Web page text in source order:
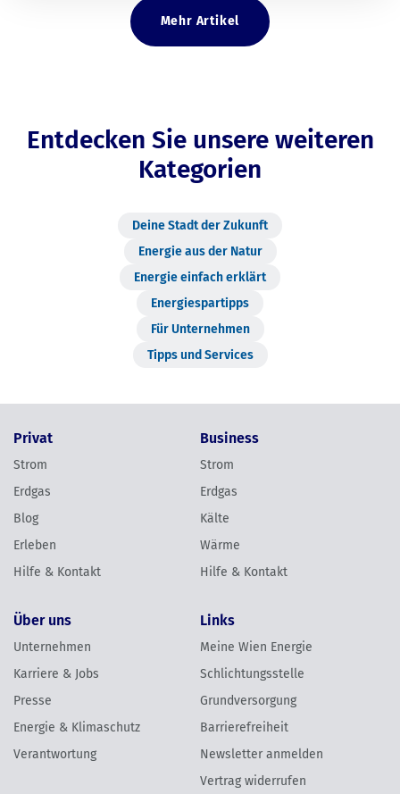
Mehr Artikel
Entdecken Sie unsere weiteren
Kategorien
Deine Stadt der Zukunft
Energie aus der Natur
Energie einfach erklärt
Energiespartipps
Für Unternehmen
Tipps und Services
Privat
Strom
Erdgas
Blog
Erleben
Hilfe & Kontakt
Business
Strom
Erdgas
Kälte
Wärme
Hilfe & Kontakt
Über uns
Unternehmen
Karriere & Jobs
Presse
Energie & Klimaschutz
Verantwortung
Links
Meine Wien Energie
Schlichtungsstelle
Grundversorgung
Barrierefreiheit
Newsletter anmelden
Vertrag widerrufen